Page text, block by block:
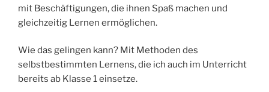
mit Beschäftigungen, die ihnen Spaß machen und
gleichzeitig Lernen ermöglichen.
Wie das gelingen kann? Mit Methoden des
selbstbestimmten Lernens, die ich auch im Unterricht
bereits ab Klasse 1 einsetze.